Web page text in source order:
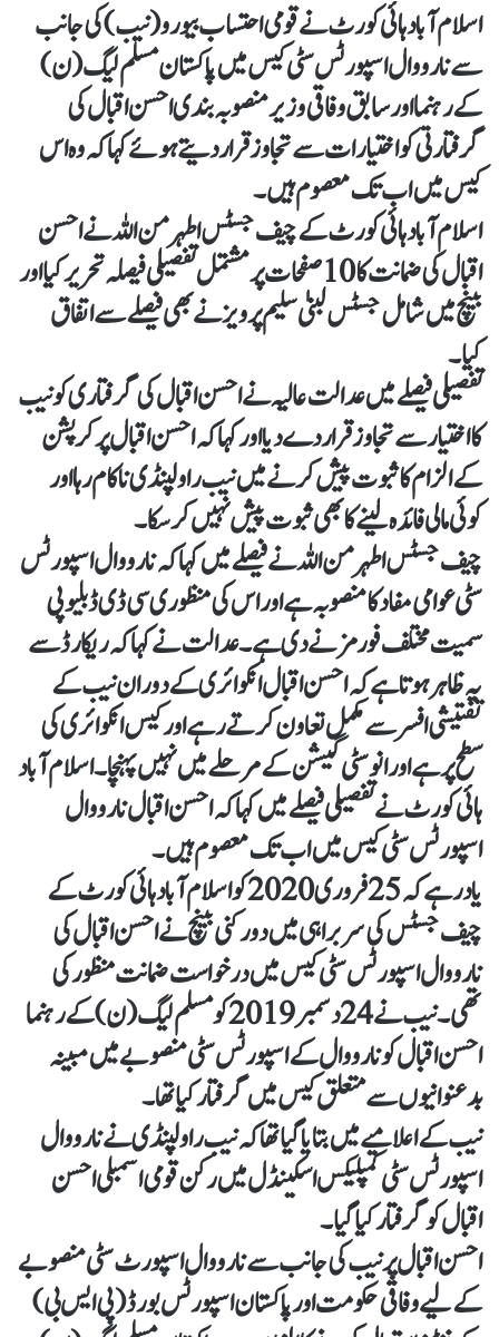
اسلام آباد ہائی کورٹ نے قومی احتساب بیورو(نیب) کی جانب
سے نارووال اسپورٹس سٹی کیس میں پاکستان مسلم لیگ (ن)
کے رہنما اور سابق وفاقی وزیر منصوبہ بندی احسن اقبال کی
گرفتارتی کو اختیارات سے تجاوز قرار دیتے ہوئے کہا کہ وہ اس
کیس میں اب تک معصوم ہیں۔
اسلام آباد ہائی کورٹ کے چیف جسٹس اطہرمن اللہ نے احسن
اقبال کی ضمانت کا 10 صفحات پر مشتمل تفصیلی فیصلہ تحریر کیا اور
بینچ میں شامل جسٹس لبنیٰ سلیم پرویز نے بھی فیصلے سے اتفاق
کیا۔
تفصیلی فیصلے میں عدالت عالیہ نے احسن اقبال کی گرفتاری کو نیب
کا اختیار سے تجاوز قرار دے دیا اور کہا کہ احسن اقبال پر کرپشن
کے الزام کا ثبوت پیش کرنے میں نیب راولپنڈی ناکام رہا اور
کوئی مالی فائدہ لینے کا بھی ثبوت پیش نہیں کرسکا۔
چیف جسٹس اطہر من اللہ نے فیصلے میں کہا کہ نارووال اسپورٹس
سٹی عوامی مفاد کا منصوبہ ہے اور اس کی منظوری سی ڈی ڈبلیو پی
سمیت مختلف فورمز نے دی ہے۔عدالت نے کہا کہ ریکارڈ سے
یہ ظاہر ہوتا ہے کہ احسن اقبال انکوائری کے دوران نیب کے
تفتیشی افسر سے مکمل تعاون کرتے رہے اور کیس انکوائری کی
سطح پر ہے اور انوسٹی گیشن کے مرحلے میں نہیں پہنچا۔اسلام آباد
ہائی کورٹ نے تفصیلی فیصلے میں کہا کہ احسن اقبال نارووال
اسپورٹس سٹی کیس میں اب تک معصوم ہیں۔
یاد رہے کہ 25 فروری 2020 کو اسلام آباد ہائی کورٹ کے
چیف جسٹس کی سربراہی میں دو رکنی بینچ نے احسن اقبال کی
نارووال اسپورٹس سٹی کیس میں درخواست ضمانت منظور کی
تھی۔نیب نے 24 دسمبر 2019 کو مسلم لیگ (ن) کے رہنما
احسن اقبال کو نارووال کے اسپورٹس سٹی منصوبے میں مبینہ
بدعنوانیوں سے متعلق کیس میں گرفتار کیا تھا۔
نیب کے اعلامیے میں بتایا گیا تھا کہ نیب راولپنڈی نے نارووال
اسپورٹس سٹی کمپلیکس اسکینڈل میں رکن قومی اسمبلی احسن
اقبال کو گرفتار کیا گیا۔
احسن اقبال پر نیب کی جانب سے نارووال اسپورٹ سٹی منصوبے
کے لیے وفاقی حکومت اور پاکستان اسپورٹس بورڈ (پی ایس بی)